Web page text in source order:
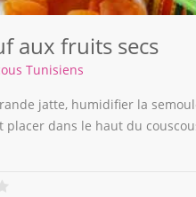
aux fruits secs
Tunisiens
jatte, humidifier la
placer dans le haut du